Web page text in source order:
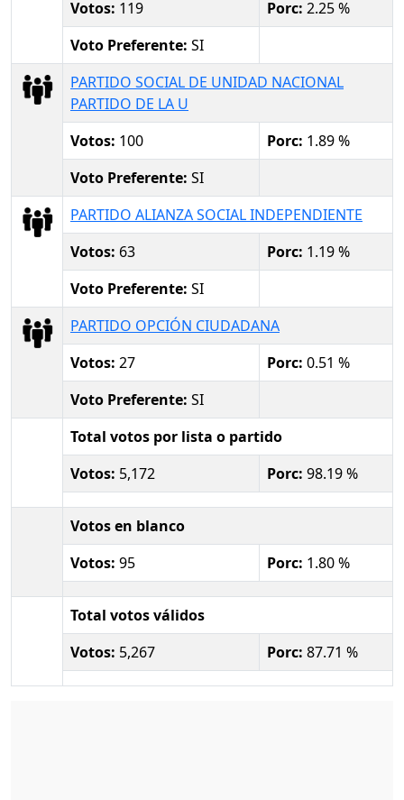
Votos: 119 Porc: 2.25 %
Voto Preferente: SI
PARTIDO SOCIAL DE UNIDAD NACIONAL
PARTIDO DE LA U
Votos: 100 Porc: 1.89 %
Voto Preferente: SI
PARTIDO ALIANZA SOCIAL INDEPENDIENTE
Votos: 63 Porc: 1.19 %
Voto Preferente: SI
PARTIDO OPCIÓN CIUDADANA
Votos: 27 Porc: 0.51 %
Voto Preferente: SI
Total votos por lista o partido
Votos: 5,172 Porc: 98.19 %
Votos en blanco
Votos: 95 Porc: 1.80 %
Total votos válidos
Votos: 5,267 Porc: 87.71 %